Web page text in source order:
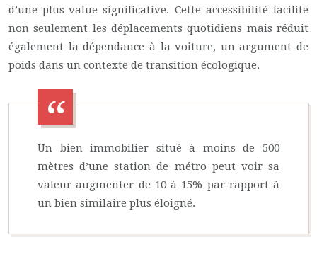
d’une plus-value significative. Cette accessibilité facilite
non seulement les déplacements quotidiens mais réduit
également la dépendance à la voiture, un argument de
poids dans un contexte de transition écologique.
Un bien immobilier situé à moins de 500
mètres d’une station de métro peut voir sa
valeur augmenter de 10 à 15% par rapport à
un bien similaire plus éloigné.